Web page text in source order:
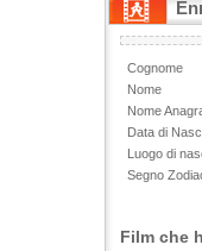
Cognome
Nome
Nome
Data di
Luogo di
Segno
Film che